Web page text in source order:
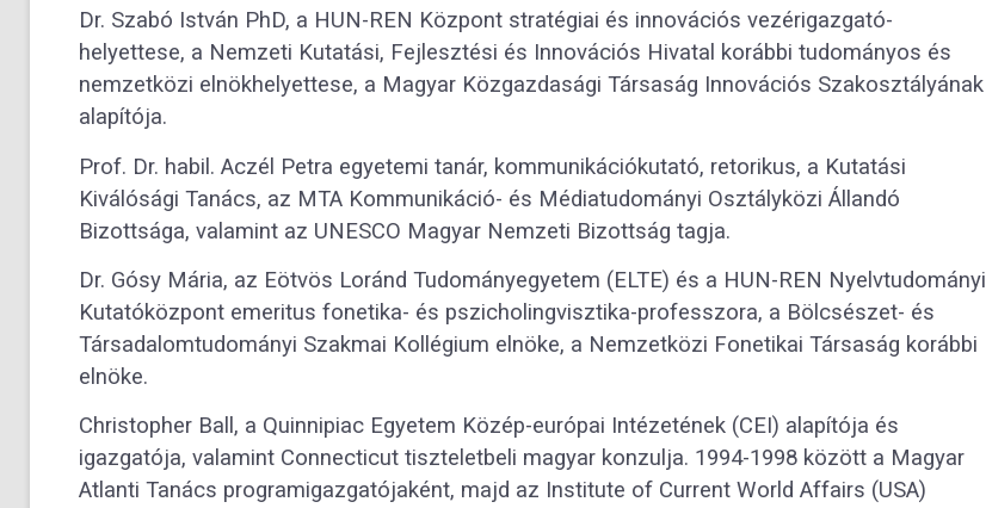
Dr. Szabó István PhD, a HUN-REN Központ stratégiai és innovációs vezérigazgató-
helyettese, a Nemzeti Kutatási, Fejlesztési és Innovációs Hivatal korábbi tudományos és
nemzetközi elnökhelyettese, a Magyar Közgazdasági Társaság Innovációs Szakosztályának
alapítója.
Prof. Dr. habil. Aczél Petra egyetemi tanár, kommunikációkutató, retorikus, a Kutatási
Kiválósági Tanács, az MTA Kommunikáció- és Médiatudományi Osztályközi Állandó
Bizottsága, valamint az UNESCO Magyar Nemzeti Bizottság tagja.
Dr. Gósy Mária, az Eötvös Loránd Tudományegyetem (ELTE) és a HUN-REN Nyelvtudományi
Kutatóközpont emeritus fonetika- és pszicholingvisztika-professzora, a Bölcsészet- és
Társadalomtudományi Szakmai Kollégium elnöke, a Nemzetközi Fonetikai Társaság korábbi
elnöke.
Christopher Ball, a Quinnipiac Egyetem Közép-európai Intézetének (CEI) alapítója és
igazgatója, valamint Connecticut tiszteletbeli magyar konzulja. 1994-1998 között a Magyar
Atlanti Tanács programigazgatójaként, majd az Institute of Current World Affairs (USA)